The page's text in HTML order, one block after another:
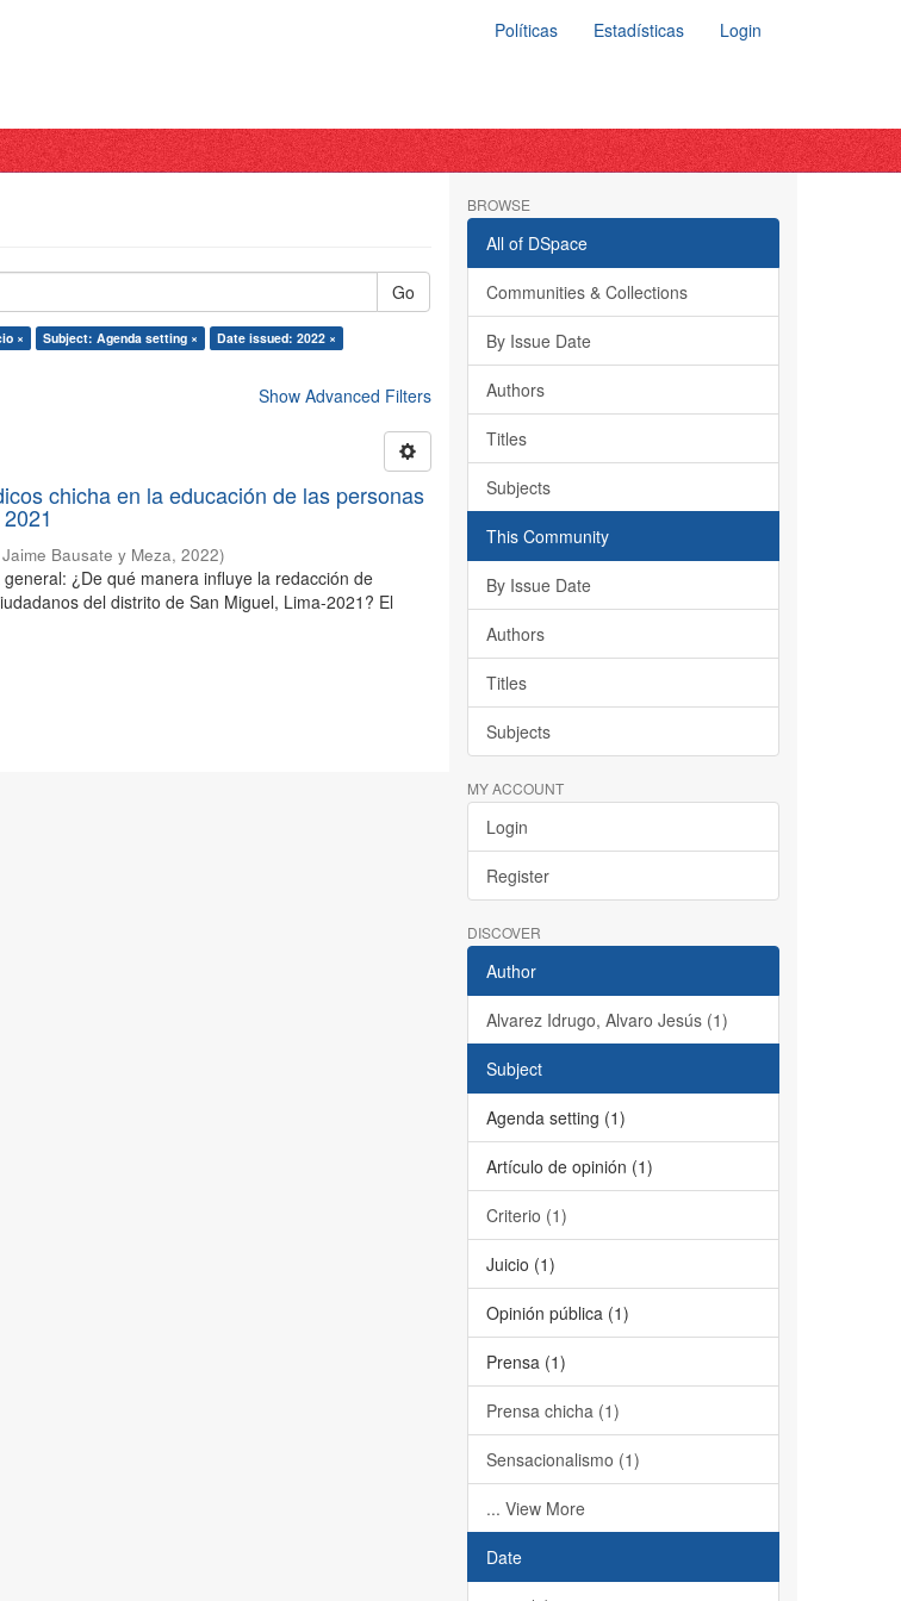
Políticas Estadísticas Login
Go
× Subject: Agenda setting ×
Date issued: 2022 ×
Show Advanced Filters
chicha en la educación de las personas
Bausate y Meza,2022)
¿De qué manera influye la redacción de
del distrito de San Miguel, Lima-2021? El
BROWSE
All of DSpace
Communities & Collections
By Issue Date
Authors
Titles
Subjects
This Community
By Issue Date
Authors
Titles
Subjects
MY ACCOUNT
Login
Register
DISCOVER
Author
Alvarez Idrugo, Alvaro Jesús (1)
Subject
Agenda setting (1)
Artículo de opinión (1)
Criterio (1)
Juicio (1)
Opinión pública (1)
Prensa (1)
Prensa chicha (1)
Sensacionalismo (1)
... View More
Date